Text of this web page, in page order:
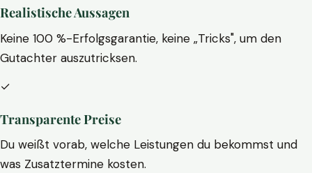
Realistische Aussagen
Keine 100 %-Erfolgsgarantie, keine „Tricks", um den
Gutachter auszutricksen.
✓
Transparente Preise
Du weißt vorab, welche Leistungen du bekommst und
was Zusatztermine kosten.